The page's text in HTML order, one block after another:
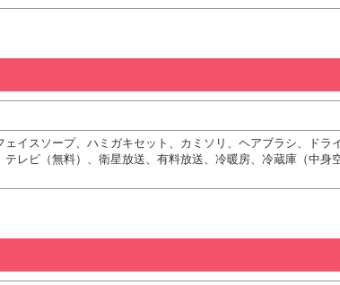
イスソープ、ハミガキセット、カミソリ、ヘアブラシ、ドラ
レビ（無料）、衛星放送、有料放送、冷暖房、冷蔵庫（中身